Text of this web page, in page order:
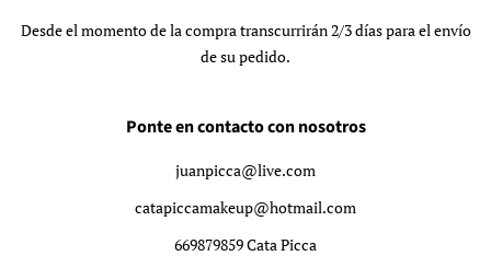
Desde el momento de la compra transcurrirán 2/3 días para el envío
de su pedido.
Ponte en contacto con nosotros
juanpicca@live.com
catapiccamakeup@hotmail.com
669879859 Cata Picca